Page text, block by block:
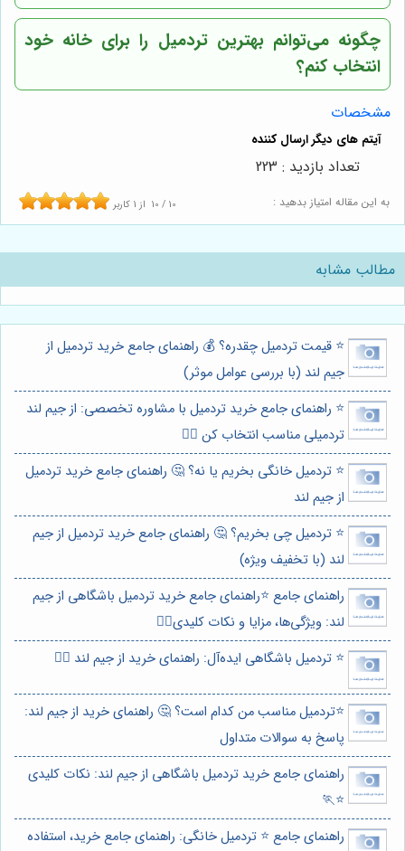
چگونه می‌توانم بهترین تردمیل را برای خانه خود
انتخاب کنم؟
مشخصات
به این مقاله امتیاز بدهید : 10 / 10 از 1 کاربر
تعداد بازدید : 223
مطالب مشابه
⭐️ قیمت تردمیل چقدره؟ 💰 راهنمای جامع خرید تردمیل از
جیم لند (با بررسی عوامل موثر)
⭐️ راهنمای جامع خرید تردمیل با مشاوره تخصصی: از جیم لند
تردمیلی مناسب انتخاب کن 🏃‍♀️
⭐️ تردمیل خانگی بخریم یا نه؟ 🤔 راهنمای جامع خرید تردمیل
از جیم لند
⭐️ تردمیل چی بخریم؟ 🤔 راهنمای جامع خرید تردمیل از جیم
لند (با تخفیف ویژه)
راهنمای جامع ⭐️راهنمای جامع خرید تردمیل باشگاهی از جیم
لند: ویژگی‌ها، مزایا و نکات کلیدی🏃‍♂️
⭐️ تردمیل باشگاهی ایده‌آل: راهنمای خرید از جیم لند 🏃‍♂️
⭐️تردمیل مناسب من کدام است؟ 🤔 راهنمای خرید از جیم لند:
پاسخ به سوالات متداول
راهنمای جامع خرید تردمیل باشگاهی از جیم لند: نکات کلیدی
⭐️🏃
راهنمای جامع ⭐️ تردمیل خانگی: راهنمای جامع خرید، استفاده